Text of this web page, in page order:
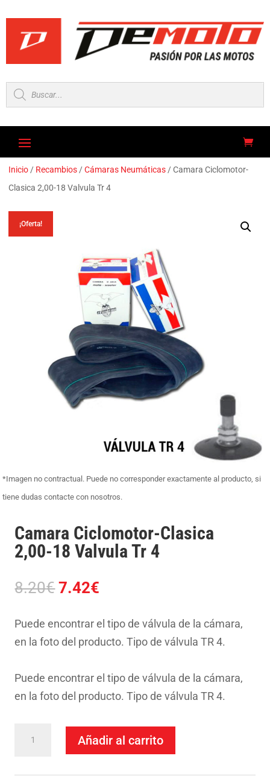
Búsqueda
de
productos
Inicio / Recambios /Cámaras Neumáticas / Camara Ciclomotor-
Clasica 2,00-18 Valvula Tr 4
¡Oferta!
*Imagen no contractual. Puede no corresponder exactamente al producto, si
tiene dudas contacte con nosotros.
Camara Ciclomotor-Clasica
2,00-18 Valvula Tr 4
8.20€El
original
era:
7.42€
actual
es:
Puede encontrar el tipo de válvula de la cámara,
en la foto del producto. Tipo de válvula TR 4.
Puede encontrar el tipo de válvula de la cámara,
en la foto del producto. Tipo de válvula TR 4.
Añadir al carrito